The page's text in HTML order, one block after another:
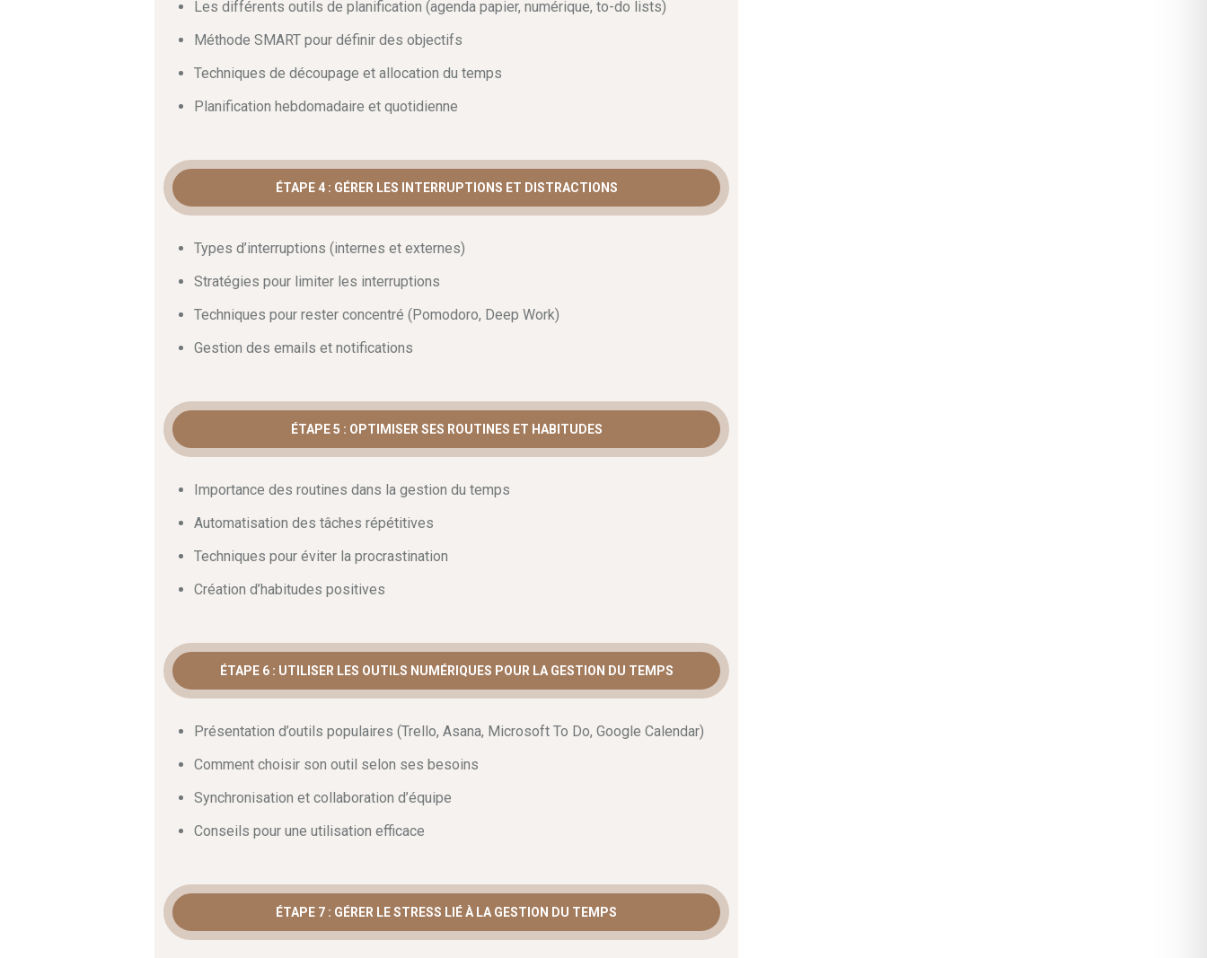
Les différents outils de planification (agenda papier, numérique, to-do lists)
Méthode SMART pour définir des objectifs
Techniques de découpage et allocation du temps
Planification hebdomadaire et quotidienne
ÉTAPE 4 : GÉRER LES INTERRUPTIONS ET DISTRACTIONS
Types d’interruptions (internes et externes)
Stratégies pour limiter les interruptions
Techniques pour rester concentré (Pomodoro, Deep Work)
Gestion des emails et notifications
ÉTAPE 5 : OPTIMISER SES ROUTINES ET HABITUDES
Importance des routines dans la gestion du temps
Automatisation des tâches répétitives
Techniques pour éviter la procrastination
Création d’habitudes positives
ÉTAPE 6 : UTILISER LES OUTILS NUMÉRIQUES POUR LA GESTION DU TEMPS
Présentation d’outils populaires (Trello, Asana, Microsoft To Do, Google Calendar)
Comment choisir son outil selon ses besoins
Synchronisation et collaboration d’équipe
Conseils pour une utilisation efficace
ÉTAPE 7 : GÉRER LE STRESS LIÉ À LA GESTION DU TEMPS